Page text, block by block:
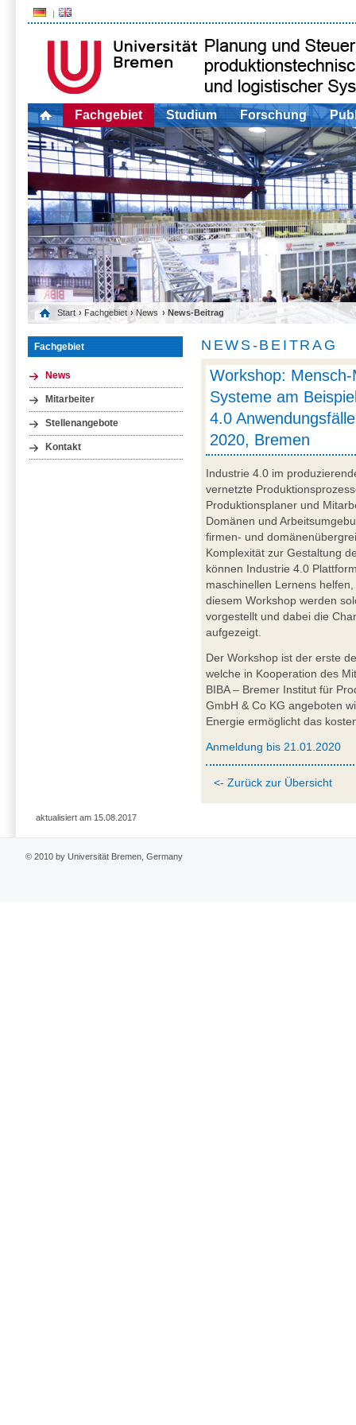
Fachgebiet Studium Forschung
Start › Fachgebiet › News › News-Beitrag
Fachgebiet
News
Mitarbeiter
Stellenangebote
Kontakt
NEWS-BEITRAG
Workshop:
Systeme am
4.0
2020, Bremen
Industrie 4.0 im
vernetzte
Produktionsplaner und
Domänen und
firmen- und
Komplexität zur Gestaltung
können Industrie 4.0
maschinellen Lernens
diesem Workshop werden
vorgestellt und dabei die
aufgezeigt.
Der Workshop ist der erste
welche in Kooperation des
BIBA – Bremer Institut für
GmbH & Co KG angeboten
Energie ermöglicht das
Anmeldung bis 21.01.2020
<- Zurück zur Übersicht
aktualisiert am 15.08.2017
© 2010 by Universität Bremen, Germany